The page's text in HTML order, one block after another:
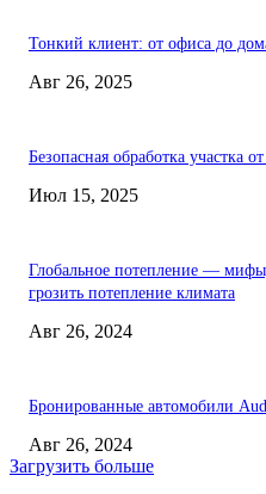
Тонкий клиент: от офиса до
Авг 26, 2025
Безопасная обработка участка
Июл 15, 2025
Глобальное потепление —
грозить потепление климата
Авг 26, 2024
Бронированные автомобили
Авг 26, 2024
Загрузить больше